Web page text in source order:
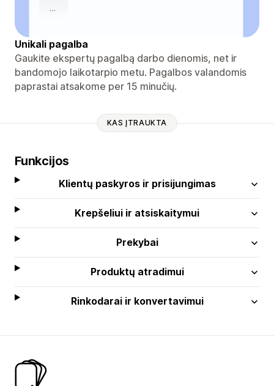
Unikali pagalba
Gaukite ekspertų pagalbą darbo dienomis, net ir
bandomojo laikotarpio metu. Pagalbos valandomis
paprastai atsakome per 15 minučių.
KAS ĮTRAUKTA
Funkcijos
Klientų paskyros ir prisijungimas
Krepšeliui ir atsiskaitymui
Prekybai
Produktų atradimui
Rinkodarai ir konvertavimui